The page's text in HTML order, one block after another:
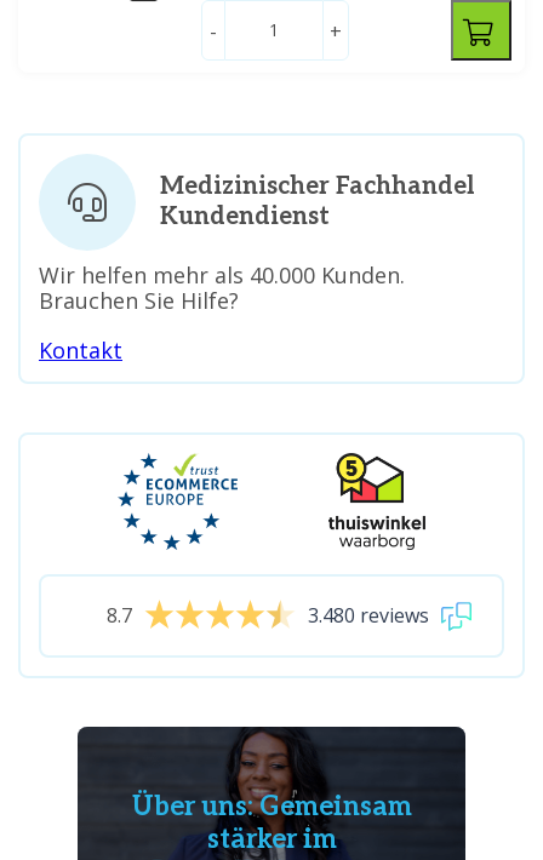
- +
Medizinischer Fachhandel
Kundendienst
Wir helfen mehr als 40.000 Kunden.
Brauchen Sie Hilfe?
Kontakt
8.7 3.480 reviews
Über uns: Gemeinsam
stärker im